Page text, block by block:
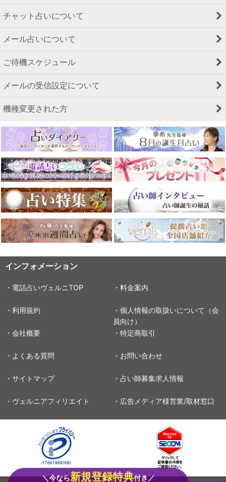
＼今なら新規登録特典付き／
チャット占いについて
メール占いについて
ご待機スケジュール
メールの受信設定について
機種変更された方
インフォメーション
・電話占いヴェルニTOP ・料金案内
・利用規約
・個人情報の取扱いについて（会
員向け）
・会社概要
・特定商取引
・よくある質問 ・お問い合わせ
・サイトマップ ・占い師募集求人情報
・ヴェルニアフィリエイト ・広告メディア様営業/取材窓口